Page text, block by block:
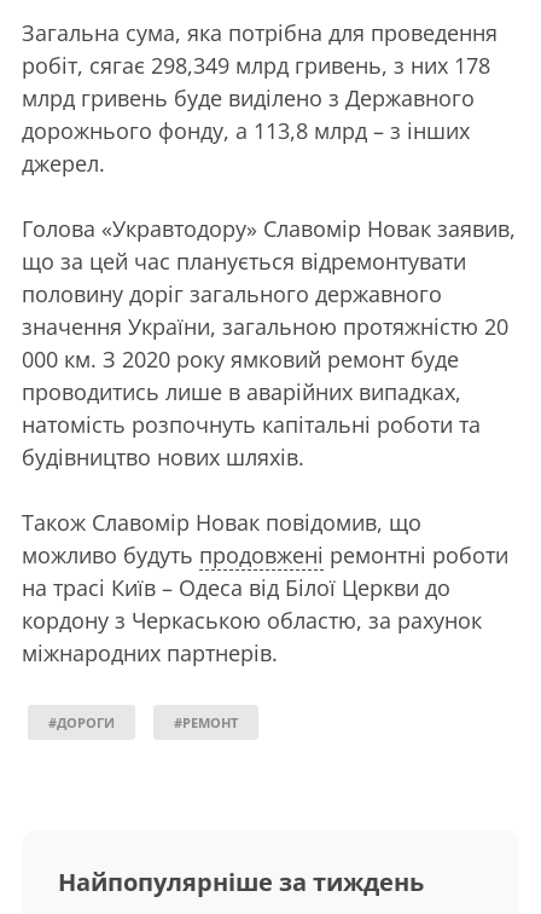
Загальна сума, яка потрібна для проведення
робіт, сягає 298,349 млрд гривень, з них 178
млрд гривень буде виділено з Державного
дорожнього фонду, а 113,8 млрд – з інших
джерел.
Голова «Укравтодору» Славомір Новак заявив,
що за цей час планується відремонтувати
половину доріг загального державного
значення України, загальною протяжністю 20
000 км. З 2020 року ямковий ремонт буде
проводитись лише в аварійних випадках,
натомість розпочнуть капітальні роботи та
будівництво нових шляхів.
Також Славомір Новак повідомив, що
можливо будуть продовжені ремонтні роботи
на трасі Київ – Одеса від Білої Церкви до
кордону з Черкаською областю, за рахунок
міжнародних партнерів.
#ДОРОГИ #РЕМОНТ
Найпопулярніше за тиждень